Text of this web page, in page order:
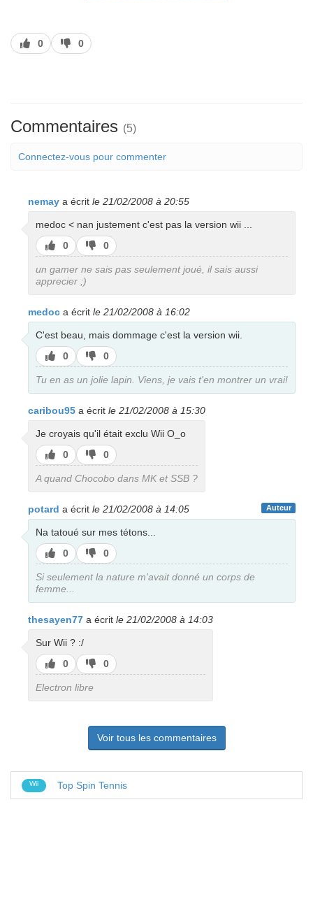
J’aime
0
J’aime
pas
0
Commentaires (5)
Connectez-vous pour commenter
nemay a écrit le 21/02/2008 à 20:55
medoc < nan justement c'est pas la version wii ...
J’aime
0
J’aime
pas
0
un gamer ne sais pas seulement joué, il sais aussi
apprecier ;)
medoc a écrit le 21/02/2008 à 16:02
C'est beau, mais dommage c'est la version wii.
J’aime
0
J’aime
pas
0
Tu en as un jolie lapin. Viens, je vais t'en montrer un vrai!
caribou95 a écrit le 21/02/2008 à 15:30
Je croyais qu'il était exclu Wii O_o
J’aime
0
J’aime
pas
0
A quand Chocobo dans MK et SSB ?
Auteur
potard a écrit le 21/02/2008 à 14:05
Na tatoué sur mes tétons...
J’aime
0
J’aime
pas
0
Si seulement la nature m'avait donné un corps de
femme...
thesayen77 a écrit le 21/02/2008 à 14:03
Sur Wii ? :/
J’aime
0
J’aime
pas
0
Electron libre
Voir tous les commentaires
Wii Top Spin Tennis